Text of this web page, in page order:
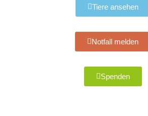
Tiere ansehen
Notfall melden
Spenden